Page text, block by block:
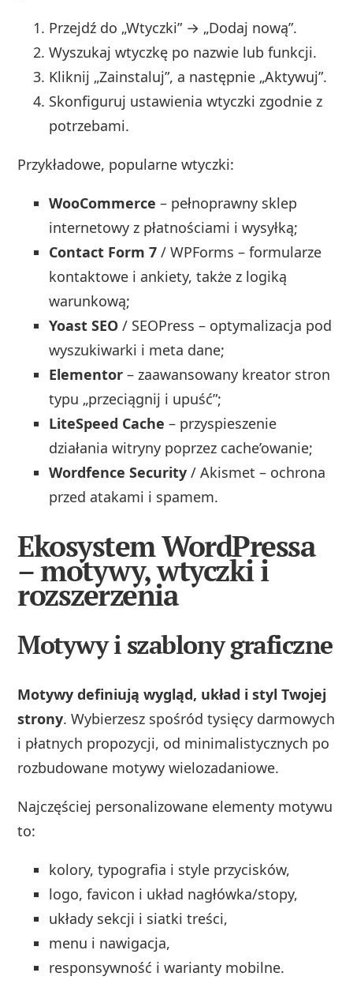
Przejdź do „Wtyczki” → „Dodaj nową”.
Wyszukaj wtyczkę po nazwie lub funkcji.
Kliknij „Zainstaluj”, a następnie „Aktywuj”.
Skonfiguruj ustawienia wtyczki zgodnie z
potrzebami.
Przykładowe, popularne wtyczki:
WooCommerce – pełnoprawny sklep
internetowy z płatnościami i wysyłką;
Contact Form 7 / WPForms – formularze
kontaktowe i ankiety, także z logiką
warunkową;
Yoast SEO / SEOPress – optymalizacja pod
wyszukiwarki i meta dane;
Elementor – zaawansowany kreator stron
typu „przeciągnij i upuść”;
LiteSpeed Cache – przyspieszenie
działania witryny poprzez cache’owanie;
Wordfence Security / Akismet – ochrona
przed atakami i spamem.
Ekosystem WordPressa
– motywy, wtyczki i
rozszerzenia
Motywy i szablony graficzne
Motywy definiują wygląd, układ i styl Twojej
strony. Wybierzesz spośród tysięcy darmowych
i płatnych propozycji, od minimalistycznych po
rozbudowane motywy wielozadaniowe.
Najczęściej personalizowane elementy motywu
to:
kolory, typografia i style przycisków,
logo, favicon i układ nagłówka/stopy,
układy sekcji i siatki treści,
menu i nawigacja,
responsywność i warianty mobilne.